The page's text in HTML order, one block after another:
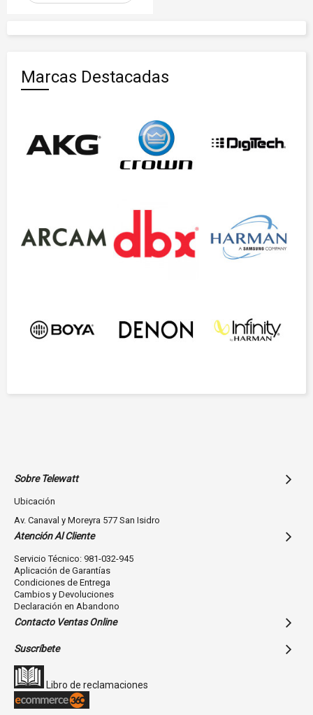
Marcas Destacadas
Sobre Telewatt
Ubicación
Av. Canaval y Moreyra 577 San Isidro
Atención Al Cliente
Servicio Técnico: 981-032-945
Aplicación de Garantías
Condiciones de Entrega
Cambios y Devoluciones
Declaración en Abandono
Contacto Ventas Online
Suscríbete
Libro de reclamaciones